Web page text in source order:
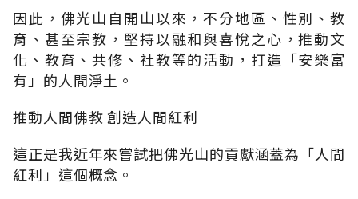
因此，佛光山自開山以來，不分地區、性別、教
育、甚至宗教，堅持以融和與喜悅之心，推動文
化、教育、共修、社教等的活動，打造「安樂富
有」的人間淨土。
推動人間佛教 創造人間紅利
這正是我近年來嘗試把佛光山的貢獻涵蓋為「人間
紅利」這個概念。